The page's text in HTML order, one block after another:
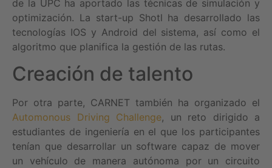
de la UPC ha aportado las técnicas de simulación y
optimización. La start-up Shotl ha desarrollado las
tecnologías IOS y Android del sistema, así como el
algoritmo que planifica la gestión de las rutas.
Creación de talento
Por otra parte, CARNET también ha organizado el
Automonous Driving Challenge, un reto dirigido a
estudiantes de ingeniería en el que los participantes
tenían que desarrollar un software capaz de mover
un vehículo de manera autónoma por un circuito